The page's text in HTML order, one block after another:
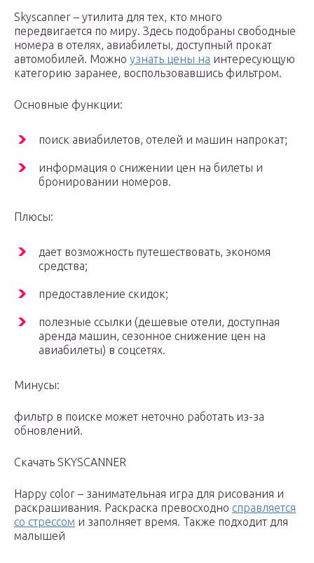
Skyscanner – утилита для тех, кто много
передвигается по миру. Здесь подобраны свободные
номера в отелях, авиабилеты, доступный прокат
автомобилей. Можно узнать цены на интересующую
категорию заранее, воспользовавшись фильтром.
Основные функции:
поиск авиабилетов, отелей и машин напрокат;
информация о снижении цен на билеты и
бронировании номеров.
Плюсы:
дает возможность путешествовать, экономя
средства;
предоставление скидок;
полезные ссылки (дешевые отели, доступная
аренда машин, сезонное снижение цен на
авиабилеты) в соцсетях.
Минусы:
фильтр в поиске может неточно работать из-за
обновлений.
Скачать SKYSCANNER
Happy color – занимательная игра для рисования и
раскрашивания. Раскраска превосходно справляется
со стрессом и заполняет время. Также подходит для
малышей